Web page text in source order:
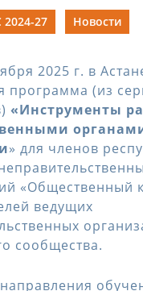
2024-27 Новости
2025 г. в
программа (из
«Инструменты
» для членов
«Общественный
ведущих
сообщества.